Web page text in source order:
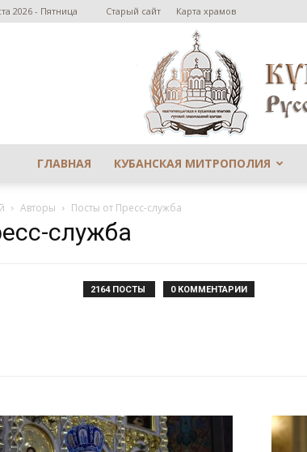
2026 - Пятница Старый сайт Карта храмов
ГЛАВНАЯ КУБАНСКАЯ МИТРОПОЛИЯ
Авторы Посты от Пресс-служба
служба
2164 ПОСТЫ 0 КОММЕНТАРИИ